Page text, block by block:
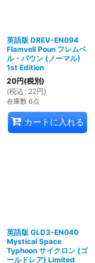
英語版 DREV-EN094
Flamvell Poun フレムベ
ル・パウン (ノーマル)
1st Edition
20円(税別)
(税込 : 22円)
在庫数 6点
カートに入れる
英語版 GLD3-EN040
Mystical Space
Typhoon サイクロン (ゴ
ールドレア) Limited